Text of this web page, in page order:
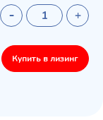
Купить в лизинг